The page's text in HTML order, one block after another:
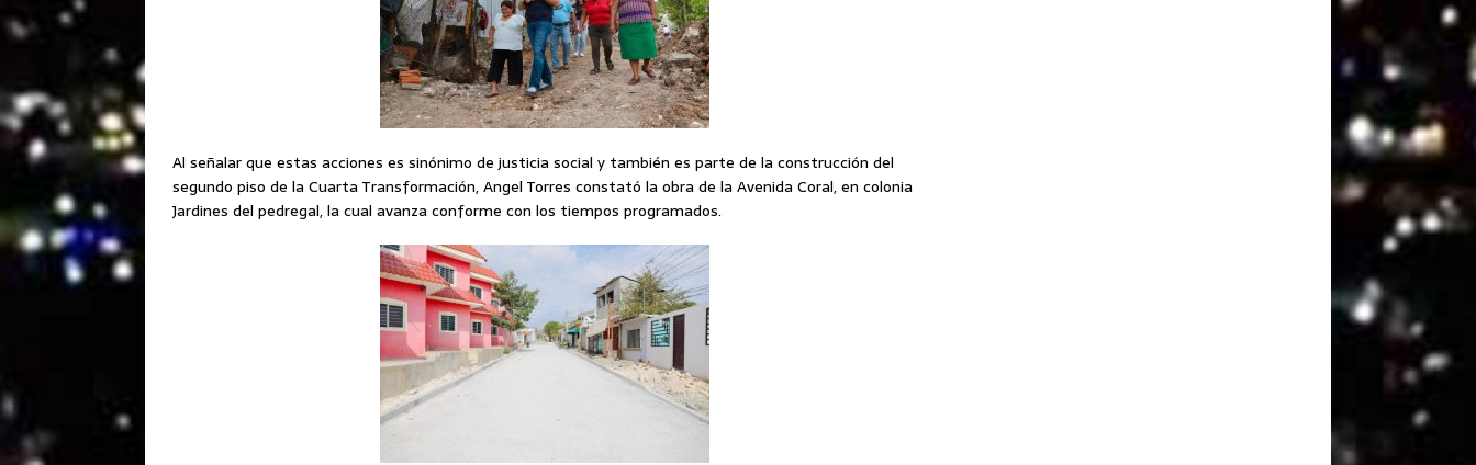
Al señalar que estas acciones es sinónimo de justicia social y también es parte de la construcción del
segundo piso de la Cuarta Transformación, Angel Torres constató la obra de la Avenida Coral, en colonia
Jardines del pedregal, la cual avanza conforme con los tiempos programados.